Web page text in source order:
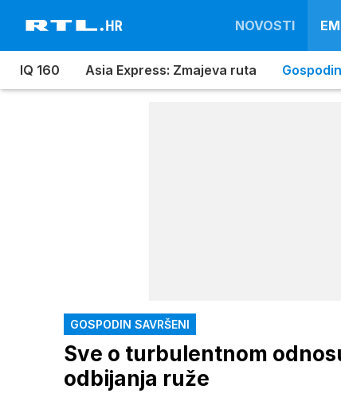
NOVOSTI
IQ 160 Asia Express: Zmajeva ruta
GOSPODIN SAVRŠENI
Sve o turbulentnom
odbijanja ruže